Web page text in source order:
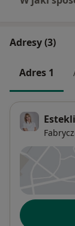
Adresy (3)
Adres 1
Dostępność